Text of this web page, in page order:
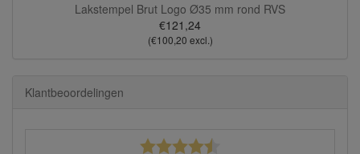
Lakstempel Brut Logo Ø35 mm rond RVS
€121,24
(€100,20 excl.)
Klantbeoordelingen